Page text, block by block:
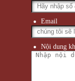
Email
Nội dung